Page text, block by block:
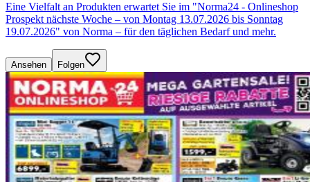
Eine Vielfalt an Produkten erwartet Sie im "Norma24 - Onlineshop
Prospekt nächste Woche – von Montag 13.07.2026 bis Sonntag
19.07.2026" von Norma – für den täglichen Bedarf und mehr.
Ansehen Folgen